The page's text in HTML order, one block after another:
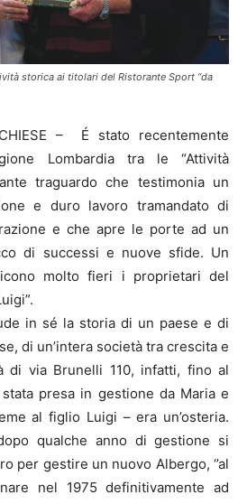
storica ai titolari del Ristorante Sport “da
CHIESE – É stato recentemente
Lombardia tra le “Attività
traguardo che testimonia un
e duro lavoro tramandato di
e che apre le porte ad un
di successi e nuove sfide. Un
molto fieri i proprietari del
in sé la storia di un paese e di
di un’intera società tra crescita e
di via Brunelli 110, infatti, fino al
presa in gestione da Maria e
al figlio Luigi – era un’osteria.
qualche anno di gestione si
per gestire un nuovo Albergo, ‘’al
nel 1975 definitivamente ad